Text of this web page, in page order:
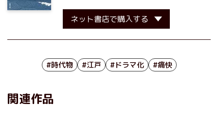
ネット書店で購入する
#時代物 #江戸 #ドラマ化 #痛快
関連作品